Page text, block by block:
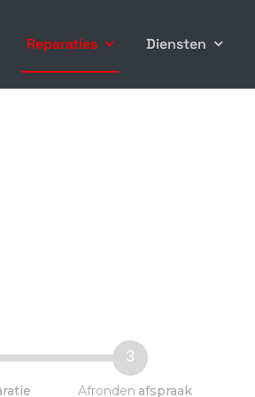
Reparaties Diensten
3
Afronden afspraak